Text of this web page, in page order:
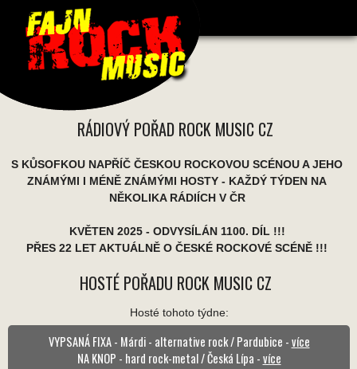
RÁDIOVÝ POŘAD ROCK MUSIC CZ
S KŮSOFKOU NAPŘÍČ ČESKOU ROCKOVOU SCÉNOU A JEHO
ZNÁMÝMI I MÉNĚ ZNÁMÝMI HOSTY - KAŽDÝ TÝDEN NA
NĚKOLIKA RÁDIÍCH V ČR
KVĚTEN 2025 - ODVYSÍLÁN 1100. DÍL !!!
PŘES 22 LET AKTUÁLNĚ O ČESKÉ ROCKOVÉ SCÉNĚ !!!
HOSTÉ POŘADU ROCK MUSIC CZ
Hosté tohoto týdne:
VYPSANÁ FIXA - Márdi - alternative rock / Pardubice -více
NA KNOP - hard rock-metal / Česká Lípa -více